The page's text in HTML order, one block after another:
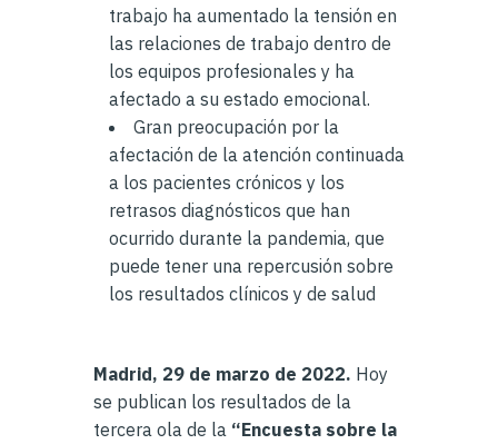
trabajo ha aumentado la tensión en
las relaciones de trabajo dentro de
los equipos profesionales y ha
afectado a su estado emocional.
Gran preocupación por la
afectación de la atención continuada
a los pacientes crónicos y los
retrasos diagnósticos que han
ocurrido durante la pandemia, que
puede tener una repercusión sobre
los resultados clínicos y de salud
Madrid, 29 de marzo de 2022. Hoy
se publican los resultados de la
tercera ola de la “Encuesta sobre la